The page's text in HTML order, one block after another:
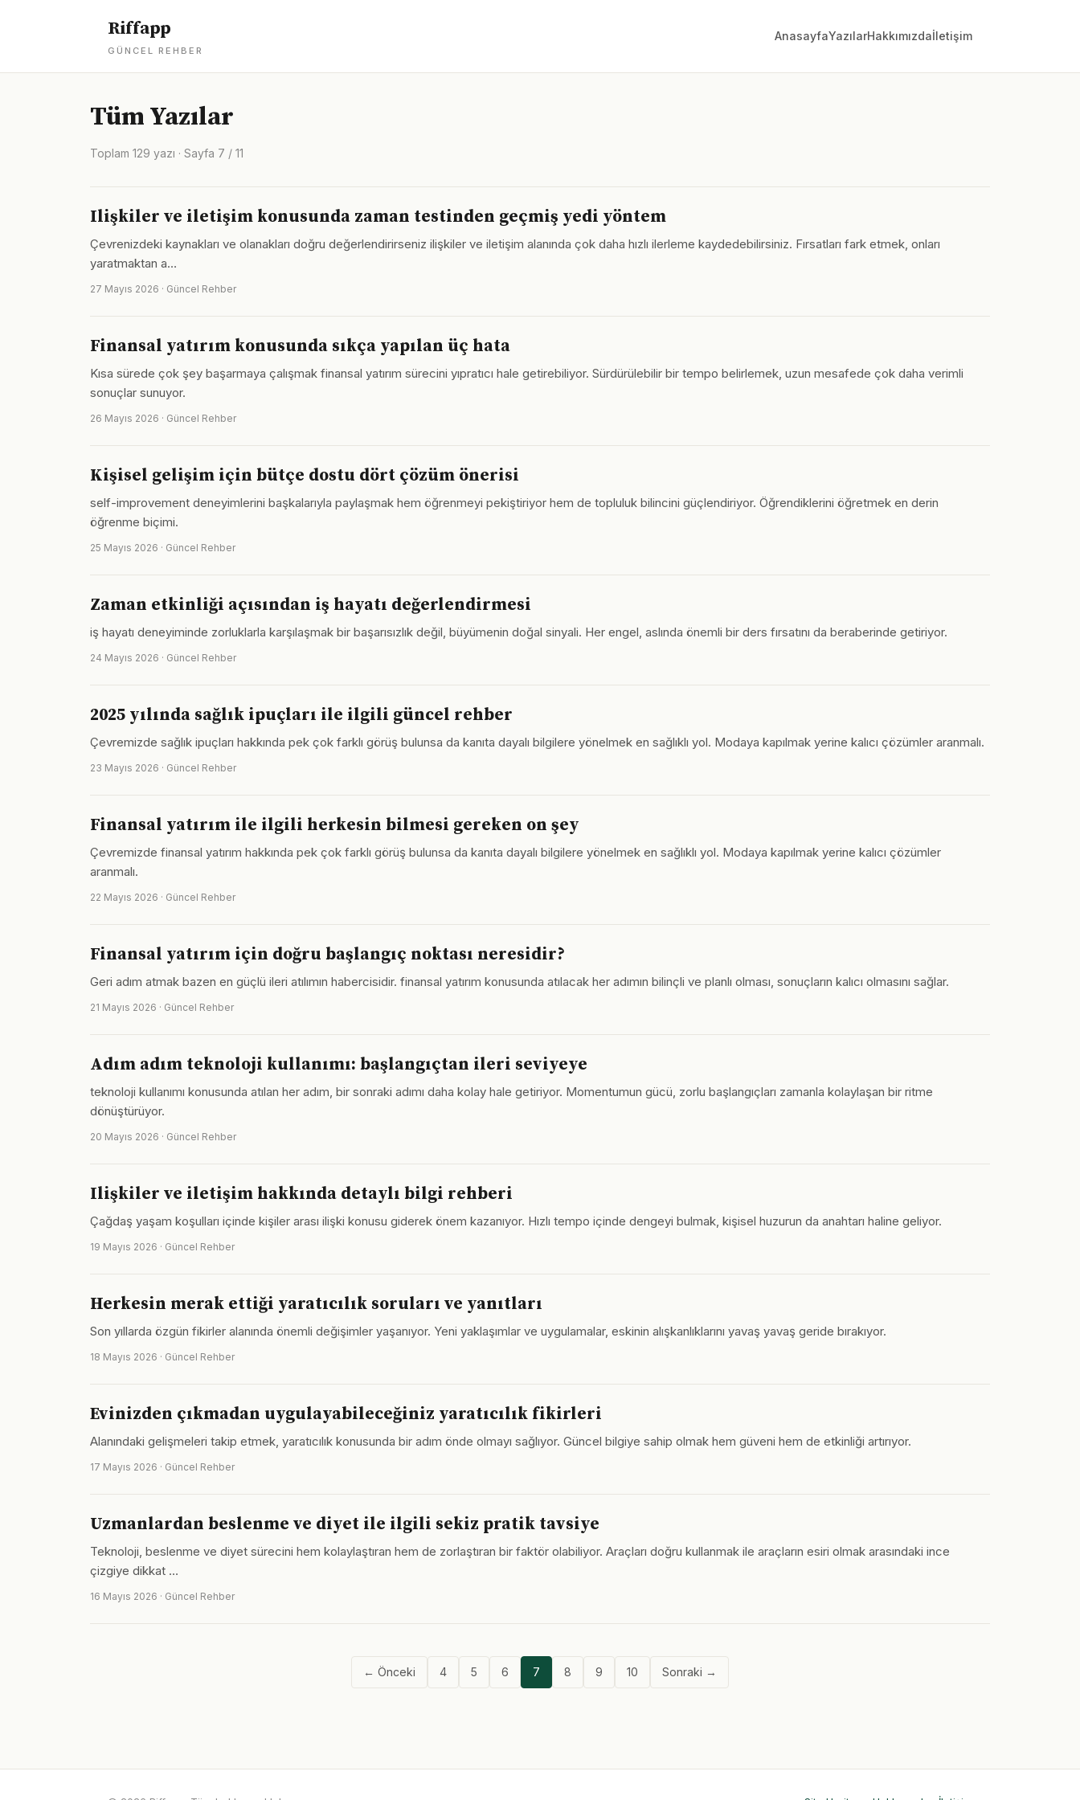
Riffapp
GÜNCEL REHBER
AnasayfaYazılarHakkımızdaİletişim
Tüm Yazılar
Toplam 129 yazı · Sayfa 7 / 11
Ilişkiler ve iletişim konusunda zaman testinden geçmiş yedi yöntem
Çevrenizdeki kaynakları ve olanakları doğru değerlendirirseniz ilişkiler ve iletişim alanında çok daha hızlı ilerleme kaydedebilirsiniz. Fırsatları fark etmek, onları
yaratmaktan a…
27 Mayıs 2026 · Güncel Rehber
Finansal yatırım konusunda sıkça yapılan üç hata
Kısa sürede çok şey başarmaya çalışmak finansal yatırım sürecini yıpratıcı hale getirebiliyor. Sürdürülebilir bir tempo belirlemek, uzun mesafede çok daha verimli
sonuçlar sunuyor.
26 Mayıs 2026 · Güncel Rehber
Kişisel gelişim için bütçe dostu dört çözüm önerisi
self-improvement deneyimlerini başkalarıyla paylaşmak hem öğrenmeyi pekiştiriyor hem de topluluk bilincini güçlendiriyor. Öğrendiklerini öğretmek en derin
öğrenme biçimi.
25 Mayıs 2026 · Güncel Rehber
Zaman etkinliği açısından iş hayatı değerlendirmesi
iş hayatı deneyiminde zorluklarla karşılaşmak bir başarısızlık değil, büyümenin doğal sinyali. Her engel, aslında önemli bir ders fırsatını da beraberinde getiriyor.
24 Mayıs 2026 · Güncel Rehber
2025 yılında sağlık ipuçları ile ilgili güncel rehber
Çevremizde sağlık ipuçları hakkında pek çok farklı görüş bulunsa da kanıta dayalı bilgilere yönelmek en sağlıklı yol. Modaya kapılmak yerine kalıcı çözümler aranmalı.
23 Mayıs 2026 · Güncel Rehber
Finansal yatırım ile ilgili herkesin bilmesi gereken on şey
Çevremizde finansal yatırım hakkında pek çok farklı görüş bulunsa da kanıta dayalı bilgilere yönelmek en sağlıklı yol. Modaya kapılmak yerine kalıcı çözümler
aranmalı.
22 Mayıs 2026 · Güncel Rehber
Finansal yatırım için doğru başlangıç noktası neresidir?
Geri adım atmak bazen en güçlü ileri atılımın habercisidir. finansal yatırım konusunda atılacak her adımın bilinçli ve planlı olması, sonuçların kalıcı olmasını sağlar.
21 Mayıs 2026 · Güncel Rehber
Adım adım teknoloji kullanımı: başlangıçtan ileri seviyeye
teknoloji kullanımı konusunda atılan her adım, bir sonraki adımı daha kolay hale getiriyor. Momentumun gücü, zorlu başlangıçları zamanla kolaylaşan bir ritme
dönüştürüyor.
20 Mayıs 2026 · Güncel Rehber
Ilişkiler ve iletişim hakkında detaylı bilgi rehberi
Çağdaş yaşam koşulları içinde kişiler arası ilişki konusu giderek önem kazanıyor. Hızlı tempo içinde dengeyi bulmak, kişisel huzurun da anahtarı haline geliyor.
19 Mayıs 2026 · Güncel Rehber
Herkesin merak ettiği yaratıcılık soruları ve yanıtları
Son yıllarda özgün fikirler alanında önemli değişimler yaşanıyor. Yeni yaklaşımlar ve uygulamalar, eskinin alışkanlıklarını yavaş yavaş geride bırakıyor.
18 Mayıs 2026 · Güncel Rehber
Evinizden çıkmadan uygulayabileceğiniz yaratıcılık fikirleri
Alanındaki gelişmeleri takip etmek, yaratıcılık konusunda bir adım önde olmayı sağlıyor. Güncel bilgiye sahip olmak hem güveni hem de etkinliği artırıyor.
17 Mayıs 2026 · Güncel Rehber
Uzmanlardan beslenme ve diyet ile ilgili sekiz pratik tavsiye
Teknoloji, beslenme ve diyet sürecini hem kolaylaştıran hem de zorlaştıran bir faktör olabiliyor. Araçları doğru kullanmak ile araçların esiri olmak arasındaki ince
çizgiye dikkat …
16 Mayıs 2026 · Güncel Rehber
← Önceki 4 5 6 7 8 9 10 Sonraki →